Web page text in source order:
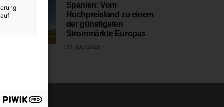
Spanien: Vom
Hochpreisland zu einem
der günstigsten
Strommärkte Europas
31. JULI 2026